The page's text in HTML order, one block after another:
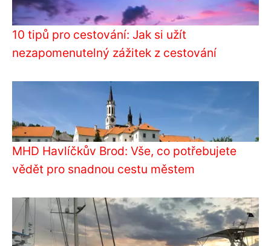
10 tipů pro cestování: Jak si užít
nezapomenutelný zážitek z cestování
MHD Havlíčkův Brod: Vše, co potřebujete
vědět pro snadnou cestu městem